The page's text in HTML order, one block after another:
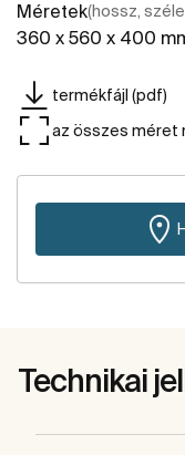
Méretek(hossz,
360 x 560 x 400
termékfájl (pdf)
az összes méret
Technikai